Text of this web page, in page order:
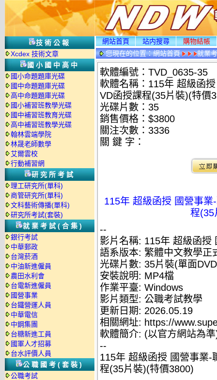
技術公報
Xcdex 技術文章
國小國中高中
國小命題題庫光碟
國中命題題庫光碟
高中命題題庫光碟
國小補習班教學光碟
國中補習班教育光碟
高中補習班教學光碟
翰林雲端學院
林晟老師數學
艾爾雲校
行動補習網
研究所考試
理工研究所(單科)
商管研究所(單科)
文科藝術傳播(單科)
研究所考試(套裝)
就業考試(合集)
銀行考試
中華郵政
台灣菸酒
中油新進僱員
農田水利會
台電新進僱員
國營事業
台鐵營運人員
中華電信
中鋼集團
台糖新進工員
國軍人才招募
台水評價人員
公職國考(套裝)
公職考試
網站首頁 站内搜尋
購物結帳
您現在的位置：網站首頁 就業
軟體編號：TVD_0635-35
軟體名稱：115年 超級函
VD函授課程(35片裝)(特價
光碟片數：35
銷售價格：$3800
關注次數： 3336
關 鍵 字：
115年 超級函授 國營事
程(35
--
影片名稱: 115年 超級函授
語系版本: 繁體中文教學正
光碟片數: 35片裝(單面
安裝說明: MP4檔
作業平臺: Windows
影片類型: 公職考試教學
更新日期: 2026.05.19
相關網址: https://
軟體簡介: (以官方網站為
--
115年 超級函授 國營事業-
程(35片裝)(特價3800)